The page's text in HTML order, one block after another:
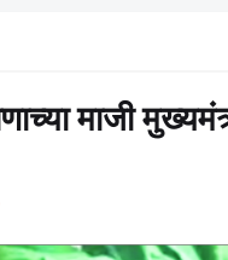
माजी